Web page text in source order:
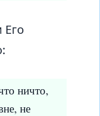
Его
ничто,
не